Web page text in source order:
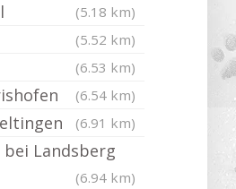
(5.18 km)
(5.52 km)
(6.53 km)
(6.54 km)
(6.91 km)
bei Landsberg
(6.94 km)